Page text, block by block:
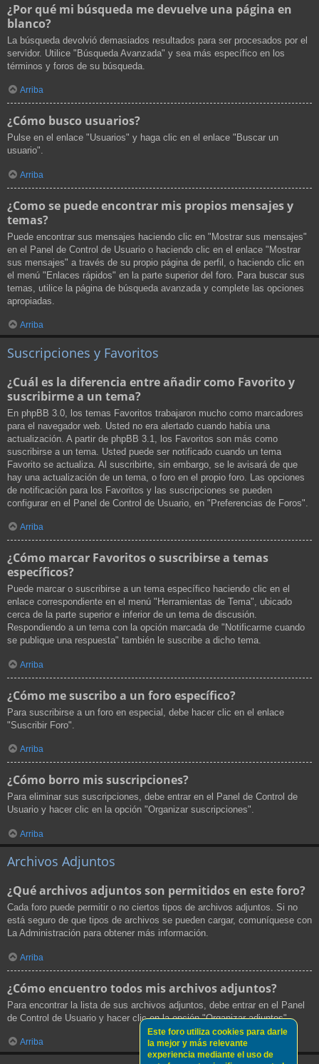
¿Por qué mi búsqueda me devuelve una página en
blanco?
La búsqueda devolvió demasiados resultados para ser procesados por el
servidor. Utilice "Búsqueda Avanzada" y sea más específico en los
términos y foros de su búsqueda.
Arriba
¿Cómo busco usuarios?
Pulse en el enlace "Usuarios" y haga clic en el enlace "Buscar un
usuario".
Arriba
¿Como se puede encontrar mis propios mensajes y
temas?
Puede encontrar sus mensajes haciendo clic en "Mostrar sus mensajes"
en el Panel de Control de Usuario o haciendo clic en el enlace "Mostrar
sus mensajes" a través de su propio página de perfil, o haciendo clic en
el menú "Enlaces rápidos" en la parte superior del foro. Para buscar sus
temas, utilice la página de búsqueda avanzada y complete las opciones
apropiadas.
Arriba
Suscripciones y Favoritos
¿Cuál es la diferencia entre añadir como Favorito y
suscribirme a un tema?
En phpBB 3.0, los temas Favoritos trabajaron mucho como marcadores
para el navegador web. Usted no era alertado cuando había una
actualización. A partir de phpBB 3.1, los Favoritos son más como
suscribirse a un tema. Usted puede ser notificado cuando un tema
Favorito se actualiza. Al suscribirte, sin embargo, se le avisará de que
hay una actualización de un tema, o foro en el propio foro. Las opciones
de notificación para los Favoritos y las suscripciones se pueden
configurar en el Panel de Control de Usuario, en "Preferencias de Foros".
Arriba
¿Cómo marcar Favoritos o suscribirse a temas
específicos?
Puede marcar o suscribirse a un tema específico haciendo clic en el
enlace correspondiente en el menú "Herramientas de Tema", ubicado
cerca de la parte superior e inferior de un tema de discusión.
Respondiendo a un tema con la opción marcada de "Notificarme cuando
se publique una respuesta" también le suscribe a dicho tema.
Arriba
¿Cómo me suscribo a un foro específico?
Para suscribirse a un foro en especial, debe hacer clic en el enlace
"Suscribir Foro".
Arriba
¿Cómo borro mis suscripciones?
Para eliminar sus suscripciones, debe entrar en el Panel de Control de
Usuario y hacer clic en la opción "Organizar suscripciones".
Arriba
Archivos Adjuntos
¿Qué archivos adjuntos son permitidos en este foro?
Cada foro puede permitir o no ciertos tipos de archivos adjuntos. Si no
está seguro de que tipos de archivos se pueden cargar, comuníquese con
La Administración para obtener más información.
Arriba
¿Cómo encuentro todos mis archivos adjuntos?
Para encontrar la lista de sus archivos adjuntos, debe entrar en el Panel
de Control de Usuario y hacer clic en la opción "Organizar adjuntos".
Arriba
Este foro utiliza cookies para darle
la mejor y más relevante
experiencia mediante el uso de